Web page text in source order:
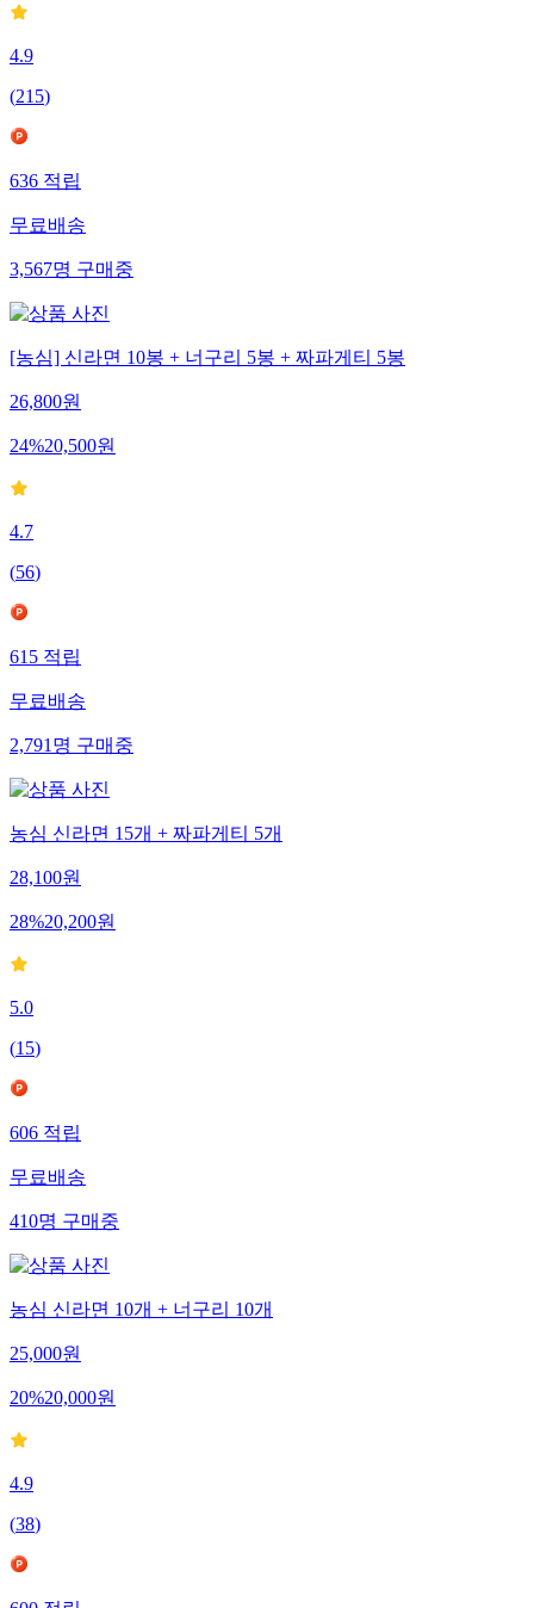
4.9
(215)
636 적립
무료배송
3,567명 구매중
[농심] 신라면 10봉 + 너구리 5봉 + 짜파게티 5봉
26,800원
24%20,500원
4.7
(56)
615 적립
무료배송
2,791 명 구매중
농심 신라면 15개 + 짜파게티 5개
28,100원
28%20,200원
5.0
(15)
606 적립
무료배송
410명 구매중
농심 신라면 10개 + 너구리 10개
25,000원
20%20,000원
4.9
(38)